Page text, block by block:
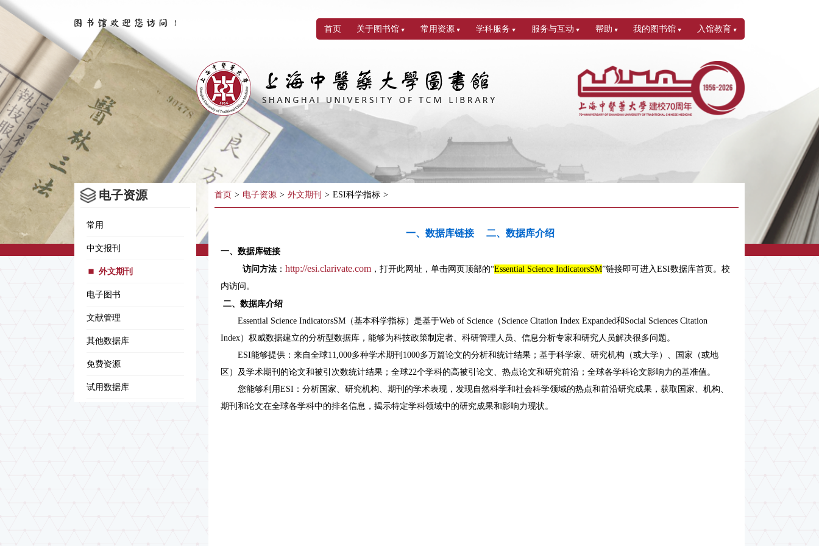
首页 关于图书馆 常用资源 学科服务 服务与互动 帮助 我的图书馆 入馆教育
电子资源
常用
中文报刊
外文期刊
电子图书
文献管理
其他数据库
免费资源
试用数据库
首页 > 电子资源 > 外文期刊 > ESI科学指标 >
一、数据库链接 二、数据库介绍
一、数据库链接
访问方法 ： http://esi.clarivate.com ，打开此网址，单击网页顶部的“Essential Science IndicatorsSM”链接即可进入ESI数据库首页。校
内访问。
二、数据库介绍
Essential Science IndicatorsSM（基本科学指标）是基于Web of Science（Science Citation Index Expanded和Social Sciences Citation
Index）权威数据建立的分析型数据库，能够为科技政策制定者、科研管理人员、信息分析专家和研究人员解决很多问题。
ESI能够提供：来自全球11,000多种学术期刊1000多万篇论文的分析和统计结果；基于科学家、研究机构（或大学）、国家（或地
区）及学术期刊的论文和被引次数统计结果；全球22个学科的高被引论文、热点论文和研究前沿；全球各学科论文影响力的基准值。
您能够利用ESI：分析国家、研究机构、期刊的学术表现，发现自然科学和社会科学领域的热点和前沿研究成果，获取国家、机构、
期刊和论文在全球各学科中的排名信息，揭示特定学科领域中的研究成果和影响力现状。